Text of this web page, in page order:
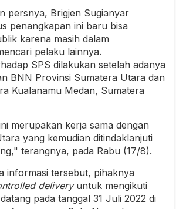
persnya, Brigjen Sugianyar
penangkapan ini baru bisa
karena masih dalam
pelaku lainnya.
SPS dilakukan setelah adanya
BNN Provinsi Sumatera Utara dan
Kualanamu Medan, Sumatera
merupakan kerja sama dengan
yang kemudian ditindaklanjuti
terangnya, pada Rabu (17/8).
informasi tersebut, pihaknya
deliveryuntuk mengikuti
pada tanggal 31 Juli 2022 di